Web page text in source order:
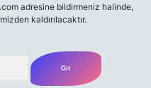
adresine bildirmeniz halinde,
kaldırılacaktır.